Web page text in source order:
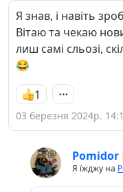
Я знав, і навіть
Вітаю та чекаю
лиш самі сльозі,
😂
1
03 березня 2024р.
Pomidor
Я їжджу на